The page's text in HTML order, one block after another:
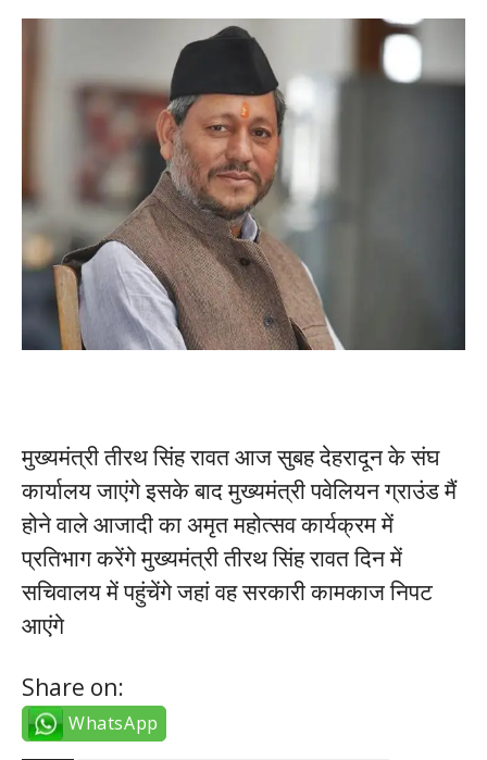
मुख्यमंत्री तीरथ सिंह रावत आज सुबह देहरादून के संघ
कार्यालय जाएंगे इसके बाद मुख्यमंत्री पवेलियन ग्राउंड मैं
होने वाले आजादी का अमृत महोत्सव कार्यक्रम में
प्रतिभाग करेंगे मुख्यमंत्री तीरथ सिंह रावत दिन में
सचिवालय में पहुंचेंगे जहां वह सरकारी कामकाज निपट
आएंगे
Share on:
WhatsApp